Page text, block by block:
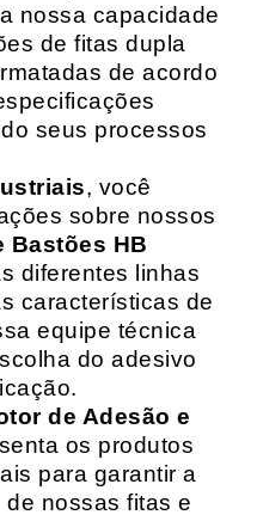
nossa capacidade
de fitas dupla
de acordo
seus processos
, você
sobre nossos
Bastões HB
diferentes linhas
características de
equipe técnica
do adesivo
de Adesão e
os produtos
para garantir a
nossas fitas e